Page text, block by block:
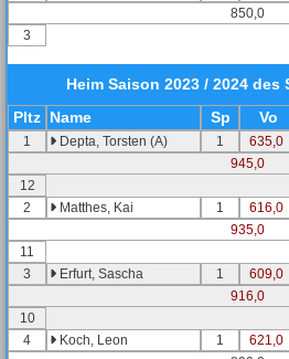
850,0
3
Heim Saison 2023 / 2024 des
Pltz Name Sp Vo
1 Depta, Torsten (A) 1 635,0
945,0
12
2
Matthes, Kai 1 616,0
935,0
11
3
Erfurt, Sascha 1 609,0
916,0
10
4
Koch, Leon 1 621,0